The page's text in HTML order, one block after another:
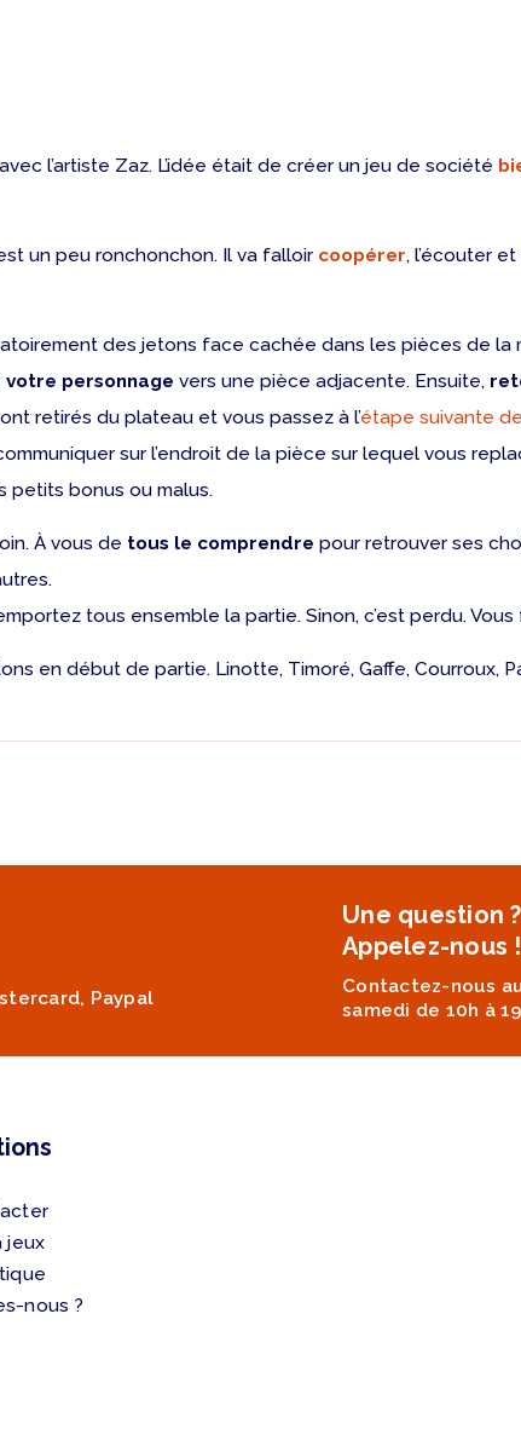
l’artiste Zaz. L’idée était de créer un jeu de société
un peu ronchonchon. Il va falloir coopérer, l’écouter
des jetons face cachée dans les pièces de la
personnage vers une pièce adjacente. Ensuite,
retirés du plateau et vous passez à l’étape suivante de
sur l’endroit de la pièce sur lequel vous
petits bonus ou malus.
À vous de tous le comprendre pour retrouver ses
tous ensemble la partie. Sinon, c’est perdu.
en début de partie. Linotte, Timoré, Gaffe, Courroux,
Paypal
Une question ?
Appelez-nous !
Contactez-nous
samedi de 10h à
jeux
nous ?